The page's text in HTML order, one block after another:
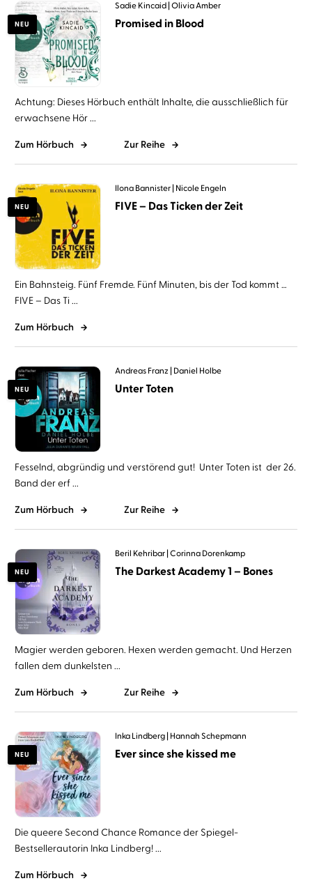
NEU
Sadie Kincaid Olivia Amber
Promised in Blood
Achtung: Dieses Hörbuch enthält Inhalte, die ausschließlich für
erwachsene Hör ...
Zum Hörbuch Zur Reihe
NEU
Ilona Bannister Nicole Engeln
FIVE – Das Ticken der Zeit
Ein Bahnsteig. Fünf Fremde. Fünf Minuten, bis der Tod kommt …
FIVE – Das Ti ...
Zum Hörbuch
NEU
Andreas Franz Daniel Holbe
Unter Toten
Fesselnd, abgründig und verstörend gut! Unter Toten ist der 26.
Band der erf ...
Zum Hörbuch Zur Reihe
NEU
Beril Kehribar Corinna Dorenkamp
The Darkest Academy 1 – Bones
Magier werden geboren. Hexen werden gemacht. Und Herzen
fallen dem dunkelsten ...
Zum Hörbuch Zur Reihe
NEU
Inka Lindberg Hannah Schepmann
Ever since she kissed me
Die queere Second Chance Romance der Spiegel-
Bestsellerautorin Inka Lindberg! ...
Zum Hörbuch